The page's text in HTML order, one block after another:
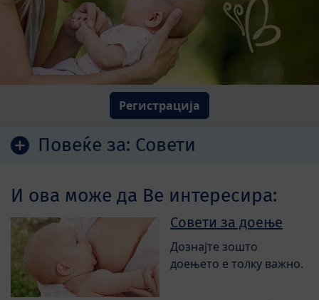
Регистрација
Повеќе за: Совети
И ова може да Ве интересира:
Совети за доење
Дознајте зошто
доењето е толку важно.